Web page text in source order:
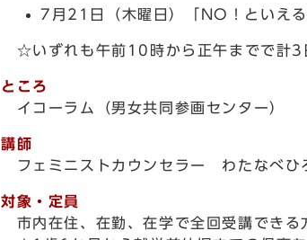
7月21日（木曜日）「NO！といえる
☆いずれも午前10時から正午までで計3
ところ
イコーラム（男女共同参画センター）
講師
フェミニストカウンセラー わたなべひ
対象・定員
市内在住、在勤、在学で全回受講できる